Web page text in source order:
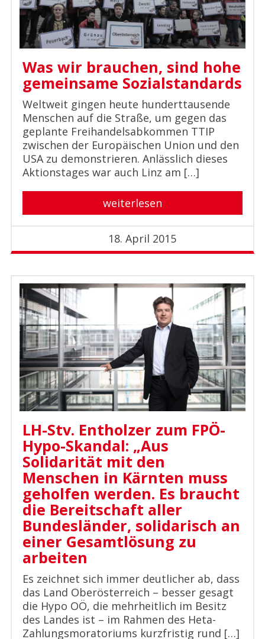
Was wir brauchen, sind hohe
gemeinsame Sozialstandards
Weltweit gingen heute hunderttausende
Menschen auf die Straße, um gegen das
geplante Freihandelsabkommen TTIP
zwischen der Europäischen Union und den
USA zu demonstrieren. Anlässlich dieses
Aktionstages war auch Linz am […]
weiterlesen
18. April 2015
LH-Stv. Entholzer zum FPÖ-
Hypo-Skandal: „Aus
Solidarität mit den
Menschen in Kärnten muss
geholfen werden. Es braucht
die Bereitschaft aller
Bundesländer, solidarisch an
einer Gesamtlösung zu
arbeiten
Es zeichnet sich immer deutlicher ab, dass
das Land Oberösterreich – besser gesagt
die Hypo OÖ, die mehrheitlich im Besitz
des Landes ist – im Rahmen des Heta-
Zahlungsmoratoriums kurzfristig rund […]